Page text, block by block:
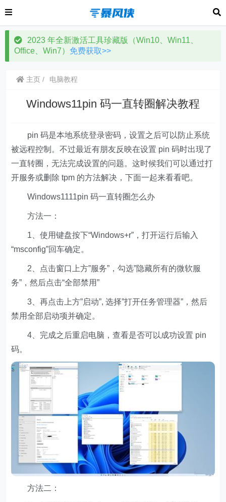
2023 年全新激活工具珍藏版（Win10、Win11、
Office、Win7） 免费获取>>
主页 电脑教程
Windows11pin 码一直转圈解决教程
pin 码是本地系统登录密码，设置之后可以防止系统
被远程控制。不过最近有朋友反映在设置 pin 码时出现了
一直转圈，无法完成设置的问题。这时候我们可以通过打
开服务或删除 tpm 的方法解决，下面一起来看看吧。
Windows1111pin 码一直转圈怎么办
方法一：
1、使用键盘按下“Windows+r”，打开运行后输入
“msconfig”回车确定。
2、点击窗口上方”服务”，勾选”隐藏所有的微软服
务”，然后点击“全部禁用”
3、再点击上方”启动”, 选择”打开任务管理器”，然后
禁用全部启动项并确定。
4、完成之后重启电脑，查看是否可以成功设置 pin
码。
方法二：